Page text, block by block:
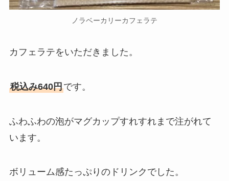
ノラベーカリーカフェラテ
カフェラテをいただきました。
税込み640円です。
ふわふわの泡がマグカップすれすれまで注がれて
います。
ボリューム感たっぷりのドリンクでした。